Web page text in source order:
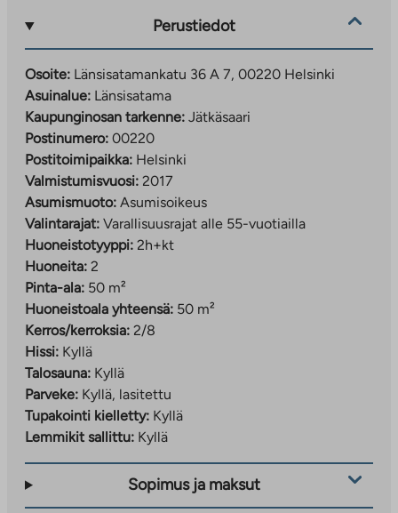
Perustiedot
Osoite: Länsisatamankatu 36 A 7, 00220 Helsinki
Asuinalue: Länsisatama
Kaupunginosan tarkenne: Jätkäsaari
Postinumero: 00220
Postitoimipaikka: Helsinki
Valmistumisvuosi: 2017
Asumismuoto: Asumisoikeus
Valintarajat: Varallisuusrajat alle 55-vuotiailla
Huoneistotyyppi: 2h+kt
Huoneita: 2
Pinta-ala: 50 m²
Huoneistoala yhteensä: 50 m²
Kerros/kerroksia: 2/8
Hissi: Kyllä
Talosauna: Kyllä
Parveke: Kyllä, lasitettu
Tupakointi kielletty: Kyllä
Lemmikit sallittu: Kyllä
Sopimus ja maksut